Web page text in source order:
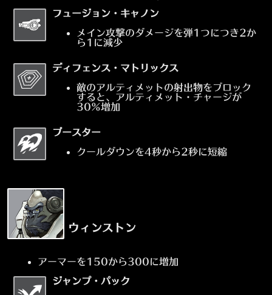
フュージョン・キャノン
メイン攻撃のダメージを弾1つにつき2か
ら1に減少
ディフェンス・マトリックス
敵のアルティメットの射出物をブロック
すると、アルティメット・チャージが
30%増加
ブースター
クールダウンを4秒から2秒に短縮
ウィンストン
アーマーを150から300に増加
ジャンプ・パック